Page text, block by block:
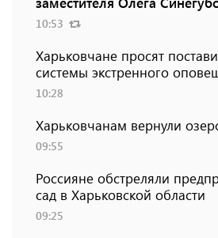
10:53
Харьковчане просят
системы экстренного
10:28
Харьковчанам вернули
09:55
Россияне обстреляли
сад в Харьковской области
09:25